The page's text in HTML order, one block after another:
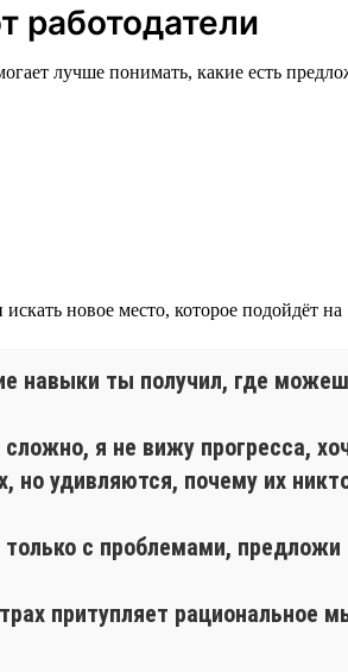
работодатели
лучше понимать, какие есть
новое место, которое подойдёт на
навыки ты получил, где
я не вижу прогресса,
удивляются, почему их
с проблемами,
притупляет рациональное